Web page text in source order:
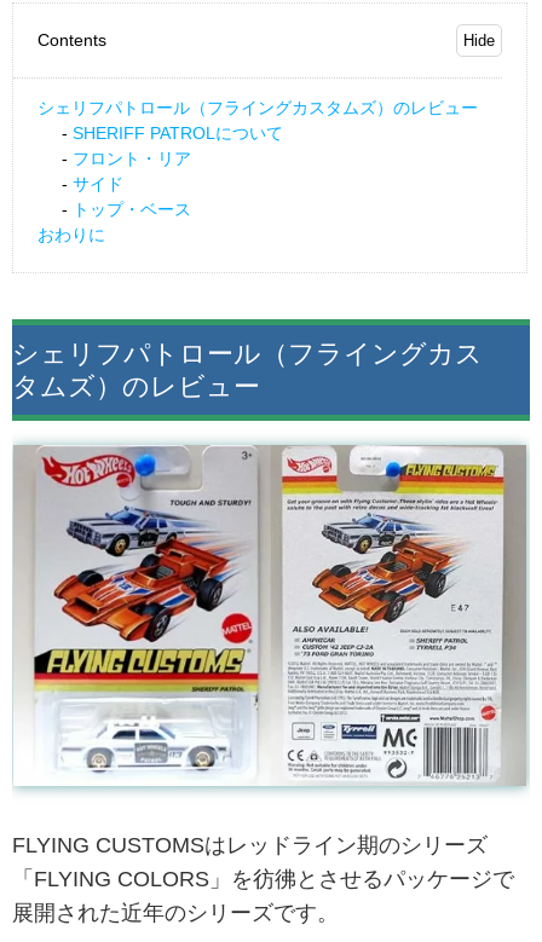
Contents
シェリフパトロール（フライングカスタムズ）のレビュー
SHERIFF PATROLについて
フロント・リア
サイド
トップ・ベース
おわりに
シェリフパトロール（フライングカス
タムズ）のレビュー
FLYING CUSTOMSはレッドライン期のシリーズ
「FLYING COLORS」を彷彿とさせるパッケージで
展開された近年のシリーズです。